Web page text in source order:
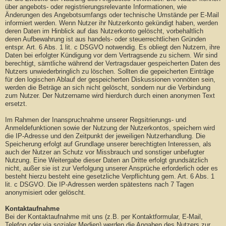
über angebots- oder registrierungsrelevante Informationen, wie
Änderungen des Angebotsumfangs oder technische Umstände per E-Mail
informiert werden. Wenn Nutzer ihr Nutzerkonto gekündigt haben, werden
deren Daten im Hinblick auf das Nutzerkonto gelöscht, vorbehaltlich
deren Aufbewahrung ist aus handels- oder steuerrechtlichen Gründen
entspr. Art. 6 Abs. 1 lit. c DSGVO notwendig. Es obliegt den Nutzern, ihre
Daten bei erfolgter Kündigung vor dem Vertragsende zu sichern. Wir sind
berechtigt, sämtliche während der Vertragsdauer gespeicherten Daten des
Nutzers unwiederbringlich zu löschen. Sollten die gepeicherten Einträge
für den logischen Ablauf der gespeicherten Diskussionen vonnöten sein,
werden die Beträge an sich nicht gelöscht, sondern nur die Verbindung
zum Nutzer. Der Nutzername wird hierdurch durch einen anonymen Text
ersetzt.
Im Rahmen der Inanspruchnahme unserer Regsitrierungs- und
Anmeldefunktionen sowie der Nutzung der Nutzerkontos, speichern wird
die IP-Adresse und den Zeitpunkt der jeweiligen Nutzerhandlung. Die
Speicherung erfolgt auf Grundlage unserer berechtigten Interessen, als
auch der Nutzer an Schutz vor Missbrauch und sonstiger unbefugter
Nutzung. Eine Weitergabe dieser Daten an Dritte erfolgt grundsätzlich
nicht, außer sie ist zur Verfolgung unserer Ansprüche erforderlich oder es
besteht hierzu besteht eine gesetzliche Verpflichtung gem. Art. 6 Abs. 1
lit. c DSGVO. Die IP-Adressen werden spätestens nach 7 Tagen
anonymisiert oder gelöscht.
Kontaktaufnahme
Bei der Kontaktaufnahme mit uns (z.B. per Kontaktformular, E-Mail,